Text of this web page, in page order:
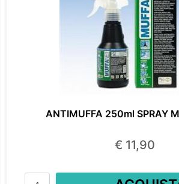
ANTIMUFFA 250ml SPRAY
€ 11,90
Quantità